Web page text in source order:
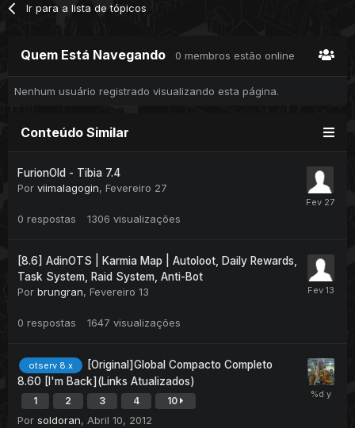
Ir para a lista de tópicos
Quem Está Navegando 0 membros estão online
Nenhum usuário registrado visualizando esta página.
Conteúdo Similar
FurionOld - Tibia 7.4
Por viimalagogin, Fevereiro 27
0 respostas 1306 visualizações
[8.6] AdinOTS | Karmia Map | Autoloot, Daily Rewards,
Task System, Raid System, Anti-Bot
Por brungran, Fevereiro 13
0 respostas 1647 visualizações
otserv 8.x
[Original]Global Compacto Completo
8.60 [I'm Back](Links Atualizados)
1 2 3 4 10
Por soldoran, Abril 10, 2012